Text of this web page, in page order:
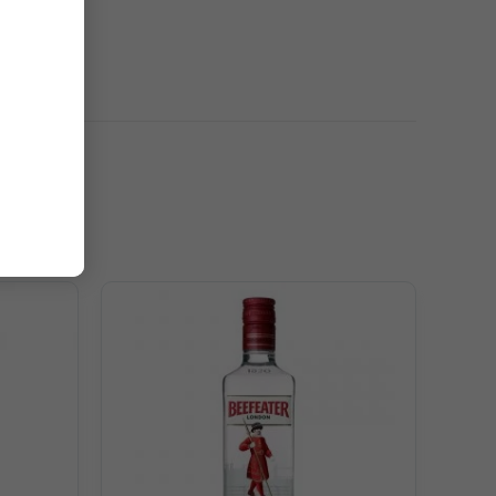
kỳ tươi mát với dưa chuột, hoa hồng và một kết thúc
Gin Gimlet ngập tràn cam quýt, Bayside Sparkling